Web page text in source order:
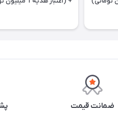
ضمانت قیمت